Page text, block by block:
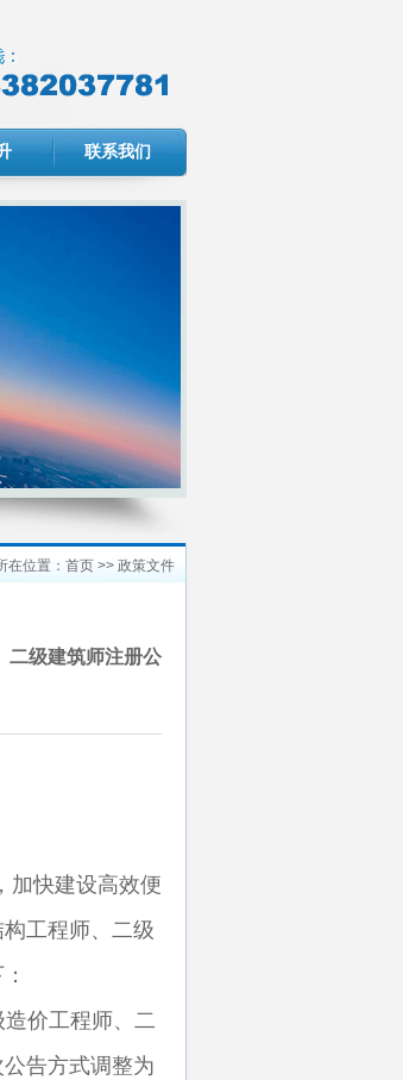
联系我们
在位置： 首页 >> 政策文件
二级建筑师注册公
加快建设高效便
工程师、二级
价工程师、二
告方式调整为